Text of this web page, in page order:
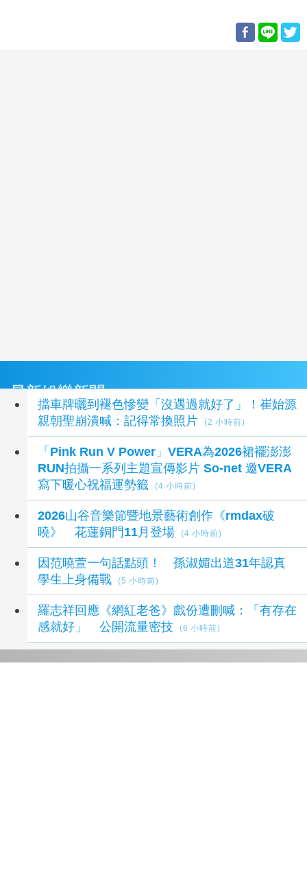
最新娛樂新聞
擋車牌曬到褪色慘變「沒遇過就好了」！崔始源
親朝聖崩潰喊：記得常換照片
(2 小時前)
「Pink Run V Power」VERA為2026裙襬澎澎
RUN拍攝一系列主題宣傳影片 So-net 邀VERA
寫下暖心祝福運勢籤
(4 小時前)
2026山谷音樂節暨地景藝術創作《rmdax破
曉》 花蓮銅門11月登場
(4 小時前)
因范曉萱一句話點頭！ 孫淑媚出道31年認真
學生上身備戰
(5 小時前)
羅志祥回應《網紅老爸》戲份遭刪喊：「有存在
感就好」 公開流量密技
(6 小時前)